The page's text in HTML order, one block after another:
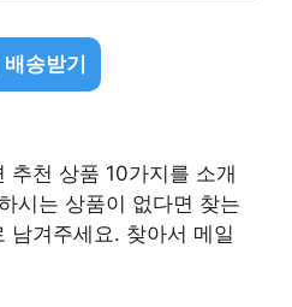
배송받기
추천 상품 10가지를 소개
시는 상품이 없다면 찾는
남겨주세요. 찾아서 메일